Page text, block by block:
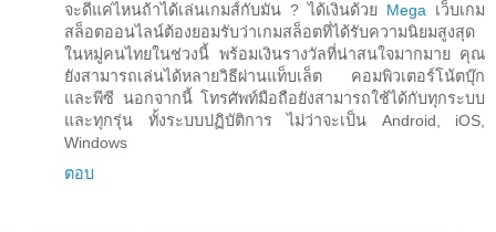
จะดีแค่ไหนถ้าได้เล่นเกมส์กับมัน ? ได้เงินด้วย Mega เว็บเกม
สล็อตออนไลน์ต้องยอมรับว่าเกมสล็อตที่ได้รับความนิยมสูงสุด
ในหมู่คนไทยในช่วงนี้ พร้อมเงินรางวัลที่น่าสนใจมากมาย คุณ
ยังสามารถเล่นได้หลายวิธีผ่านแท็บเล็ต คอมพิวเตอร์โน้ตบุ๊ก
และพีซี นอกจากนี้ โทรศัพท์มือถือยังสามารถใช้ได้กับทุกระบบ
และทุกรุ่น ทั้งระบบปฏิบัติการ ไม่ว่าจะเป็น Android, iOS,
Windows
ตอบ